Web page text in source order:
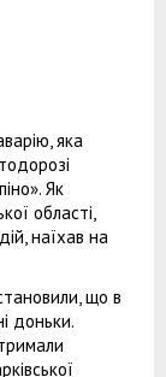
яка
Як
області,
наїхав на
що в
доньки.